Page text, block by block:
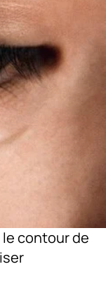
contour de